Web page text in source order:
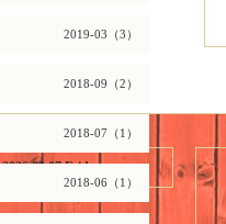
2019-03（3）
2018-09（2）
2018-07（1）
2018-06（1）
2026.08.07 Friday